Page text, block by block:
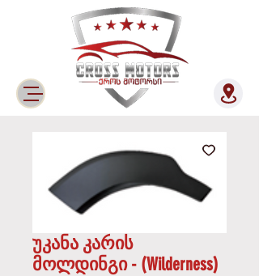
უკანა კარის
მოლდინგი - (Wilderness)